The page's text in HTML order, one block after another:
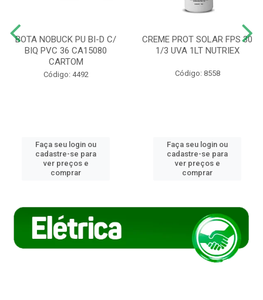
BOTA NOBUCK PU BI-D C/
BIQ PVC 36 CA15080
CARTOM
Código: 4492
Faça seu login ou
cadastre-se para
ver preços e
comprar
CREME PROT SOLAR FPS 30
1/3 UVA 1LT NUTRIEX
Código: 8558
Faça seu login ou
cadastre-se para
ver preços e
comprar